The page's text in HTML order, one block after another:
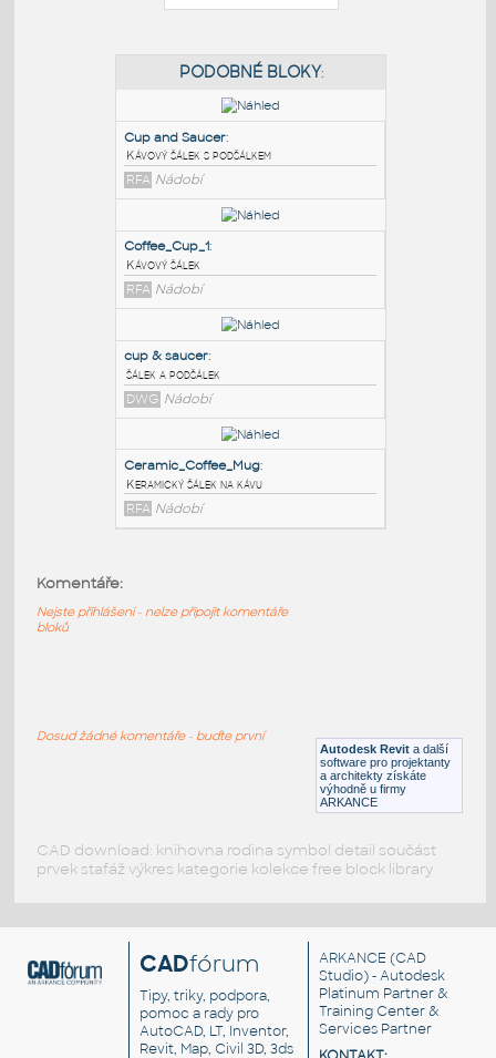
PODOBNÉ BLOKY
Cup and Saucer:
Kávový šálek s podšálkem
RFA Nádobí
Coffee_Cup_1:
Kávový šálek
RFA Nádobí
šálek a podšálek
Keramický šálek na kávu
Autodesk Revit a další
software pro projektanty
a architekty získáte
výhodně u firmy
ARKANCE
Komentáře:
Nejste přihlášeni - nelze připojit komentáře
bloků
Dosud žádné komentáře - buďte první
CAD download: knihovna rodina symbol detail součást
prvek stafáž výkres kategorie kolekce free block library
CADfórum
Tipy, triky, podpora,
pomoc a rady pro
AutoCAD, LT, Inventor,
Revit, Map, Civil 3D, 3ds
ARKANCE (CAD
Studio) - Autodesk
Platinum Partner &
Training Center &
Services Partner